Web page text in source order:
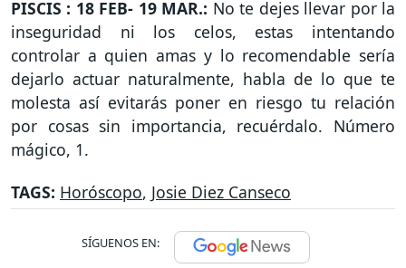
PISCIS : 18 FEB- 19 MAR.: No te dejes llevar por la
inseguridad ni los celos, estas intentando
controlar a quien amas y lo recomendable sería
dejarlo actuar naturalmente, habla de lo que te
molesta así evitarás poner en riesgo tu relación
por cosas sin importancia, recuérdalo. Número
mágico, 1.
TAGS: Horóscopo, Josie Diez Canseco
SÍGUENOS EN: